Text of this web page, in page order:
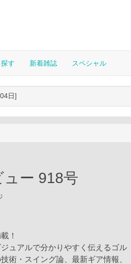
す 新着雑誌 スペシャル
日]
ー 918号
！
ュアルで分かりやすく伝えるゴル
術・スイング論、最新ギア情報、